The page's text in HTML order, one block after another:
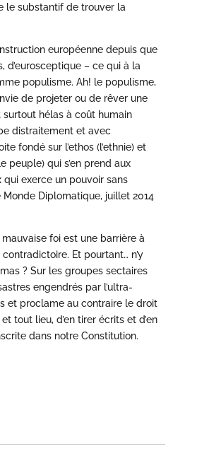
le substantif de trouver la
européenne depuis que
d’eurosceptique – ce qui à la
populisme. Ah! le populisme,
de projeter ou de rêver une
hélas à coût humain
distraitement et avec
fondé sur l’ethos (l’ethnie) et
peuple) qui s’en prend aux
exerce un pouvoir sans
Monde Diplomatique, juillet 2014
foi est une barrière à
Et pourtant… n’y
? Sur les groupes sectaires
engendrés par l’ultra-
et proclame au contraire le droit
tout lieu, d’en tirer écrits et d’en
dans notre Constitution.